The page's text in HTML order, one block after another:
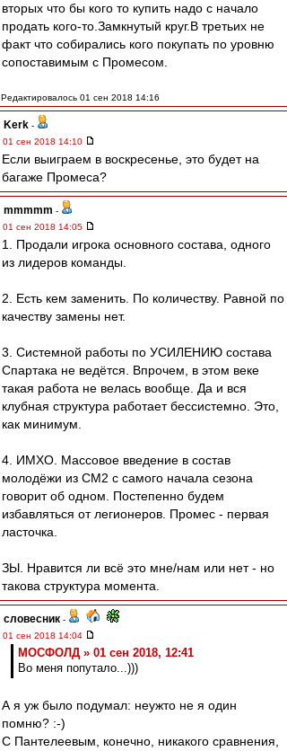
вторых что бы кого то купить надо с начало
продать кого-то.Замкнутый круг.В третьих не
факт что собирались кого покупать по уровню
сопоставимым с Промесом.
Редактировалось 01 сен 2018 14:16
Kerk -
01 сен 2018 14:10
Если выиграем в воскресенье, это будет на
багаже Промеса?
mmmmm -
01 сен 2018 14:05
1. Продали игрока основного состава, одного
из лидеров команды.
2. Есть кем заменить. По количеству. Равной по
качеству замены нет.
3. Системной работы по УСИЛЕНИЮ состава
Спартака не ведётся. Впрочем, в этом веке
такая работа не велась вообще. Да и вся
клубная структура работает бессистемно. Это,
как минимум.
4. ИМХО. Массовое введение в состав
молодёжи из СМ2 с самого начала сезона
говорит об одном. Постепенно будем
избавляться от легионеров. Промес - первая
ласточка.
ЗЫ. Нравится ли всё это мне/нам или нет - но
такова структура момента.
словесник -
01 сен 2018 14:04
МОСФОЛД » 01 сен 2018, 12:41
Во меня попутало...)))
А я уж было подумал: неужто не я один
помню? :-)
С Пантелеевым, конечно, никакого сравнения,